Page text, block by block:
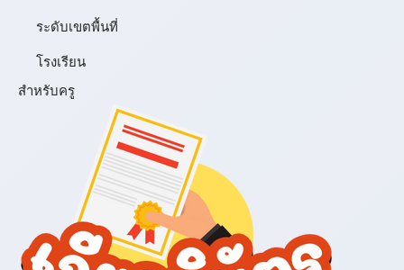
ระดับเขตพื้นที่
โรงเรียน
สำหรับครู